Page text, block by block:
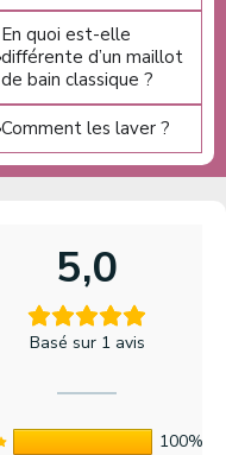
En quoi est-elle
différente d’un maillot
de bain classique ?
Comment les laver ?
5,0
Basé sur 1 avis
100%